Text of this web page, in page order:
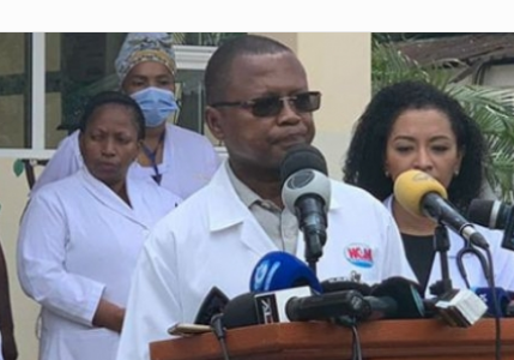
envolveu a residência de Sam…
da província de Ituri, tornou-se…
de um dos processos mais…
está prevista entre abril de 2026…
um prazo de 180 dias para…
norte-americano confirmou que cidadãos dos Estados…